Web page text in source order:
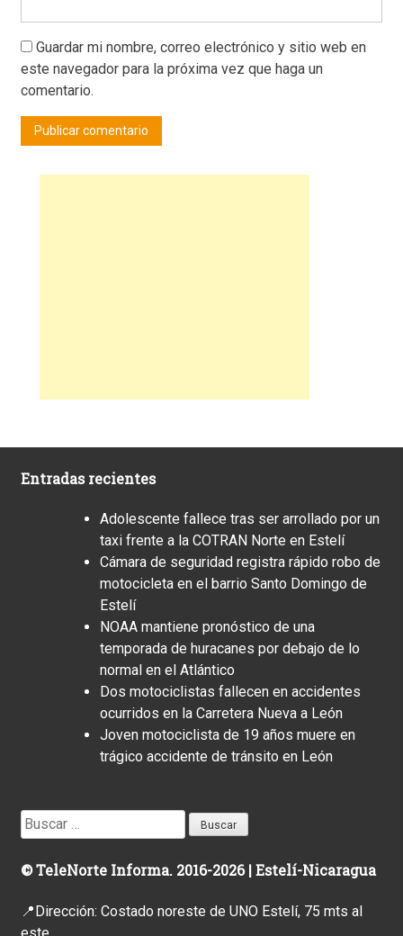
Guardar mi nombre, correo electrónico y sitio web en
este navegador para la próxima vez que haga un
comentario.
Entradas recientes
Adolescente fallece tras ser arrollado por un
taxi frente a la COTRAN Norte en Estelí
Cámara de seguridad registra rápido robo de
motocicleta en el barrio Santo Domingo de
Estelí
NOAA mantiene pronóstico de una
temporada de huracanes por debajo de lo
normal en el Atlántico
Dos motociclistas fallecen en accidentes
ocurridos en la Carretera Nueva a León
Joven motociclista de 19 años muere en
trágico accidente de tránsito en León
Buscar:
© TeleNorte Informa. 2016-2026 | Estelí-Nicaragua
📍Dirección: Costado noreste de UNO Estelí, 75 mts al
este.